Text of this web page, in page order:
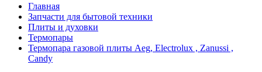
Главная
Запчасти для бытовой техники
Плиты и духовки
Термопары
Термопара газовой плиты Aeg, Electrolux , Zanussi ,
Candy